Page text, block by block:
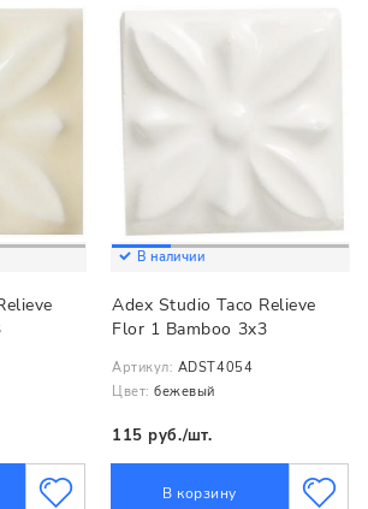
В наличии
Adex Studio Taco Relieve
Flor 1 Bamboo 3x3
Артикул: ADST4054
Цвет: бежевый
115 руб./шт.
В корзину